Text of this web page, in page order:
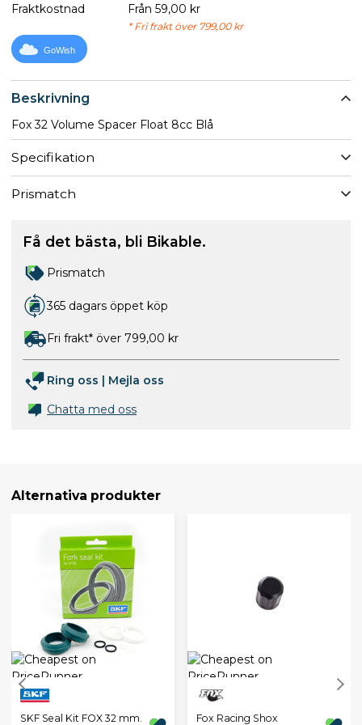
Beskrivning
Fox 32 Volume Spacer Float 8cc Blå
Specifikation
Prismatch
Fraktkostnad
Från 59,00 kr
* Fri frakt över 799,00 kr
GoWish
Få det bästa, bli Bikable.
Prismatch
365 dagars öppet köp
Fri frakt* över 799,00 kr
Ring oss
Mejla oss
Chatta med oss
Alternativa produkter
SKF Seal Kit FOX 32 mm.
Fox Racing Shox